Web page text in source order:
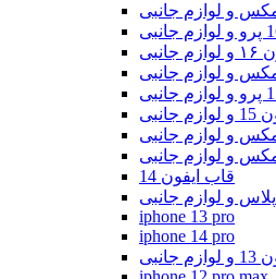
قاب ایفون 14
iphone 13 pro
iphone 14 pro